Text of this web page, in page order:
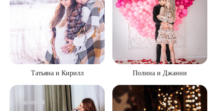
Татьяна и Кирилл Полина и Джанни